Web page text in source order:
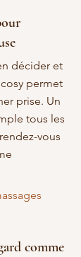
décider et
permet
prise. Un
tous les
vous
comme